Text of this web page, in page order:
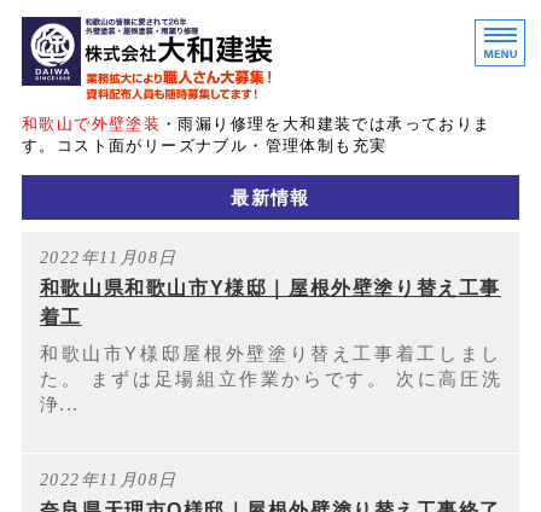
和歌山・大阪の外壁塗装
和歌山で外壁塗装 ・雨漏り修理を大和建装では承っておりま
す。コスト面がリーズナブル・管理体制も充実
サービス紹介
お客様の声
会社概要
お問い合わせ
最新情報
2022年11月08日
和歌山県和歌山市Y様邸｜屋根外壁塗り替え工事
着工
和歌山市Y様邸屋根外壁塗り替え工事着工しまし
た。 まずは足場組立作業からです。 次に高圧洗
浄...
2022年11月08日